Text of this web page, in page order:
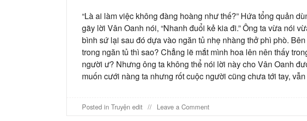
“Là ai làm việc không đàng hoàng như thế?” Hứa tổng quản
gãy lời Vân Oanh nói, “Nhanh đuổi kẻ kia đi.” Ông ta vừa nói
bình sứ lại sau đó dựa vào ngăn tủ nhẹ nhàng thở phì phò.
trong ngăn tủ thì sao? Chẳng lẽ mắt mình hoa lên nên thấy
người ư? Nhưng ông ta không thể nói lời này cho Vân Oanh
muốn cưới nàng ta nhưng rốt cuộc người cũng chưa tới tay,
Posted in Truyện edit Leave a Commenton
Tân